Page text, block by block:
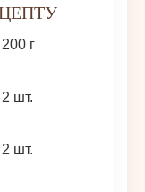
200 г
2 шт.
2 шт.